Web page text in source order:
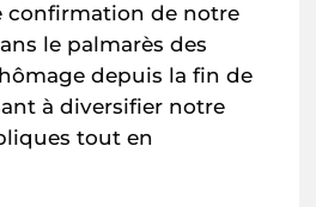
confirmation de notre
le palmarès des
depuis la fin de
à diversifier notre
tout en